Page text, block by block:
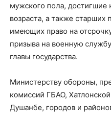
мужского пола, достигшие
возраста, а также старших
имеющих право на
призыва на военную
главы государства.
Министерству обороны,
комиссий ГБАО,
Душанбе, городов и